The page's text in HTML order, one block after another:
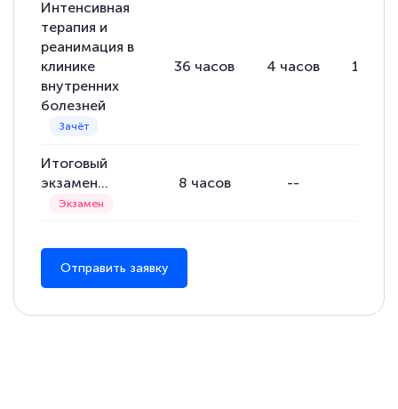
Интенсивная
терапия и
реанимация в
клинике
внутренних
болезней
36 часов 4 часов 18
Итоговый
экзамен...
8 часов --
Отправить заявку